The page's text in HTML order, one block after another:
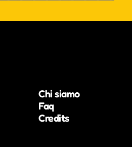
Chi siamo
Faq
Credits